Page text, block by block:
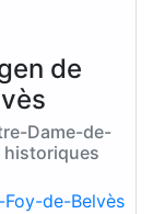
de
Dame-de-
historiques